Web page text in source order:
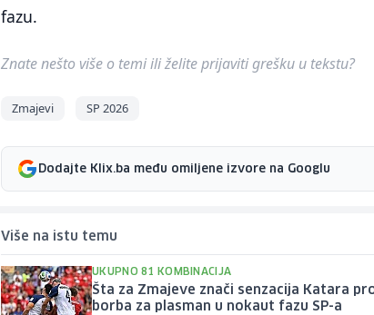
fazu.
Znate nešto više o temi ili želite prijaviti grešku u tekstu?
Zmajevi SP 2026
Dodajte Klix.ba među omiljene izvore na Googlu
Više na istu temu
UKUPNO 81 KOMBINACIJA
Šta za Zmajeve znači senzacija Katara
borba za plasman u nokaut fazu SP-a